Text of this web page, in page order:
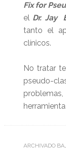
Fix for
el Dr. Jay
tanto el
clínicos.
No tratar
pseudo-
ARCHIVADO